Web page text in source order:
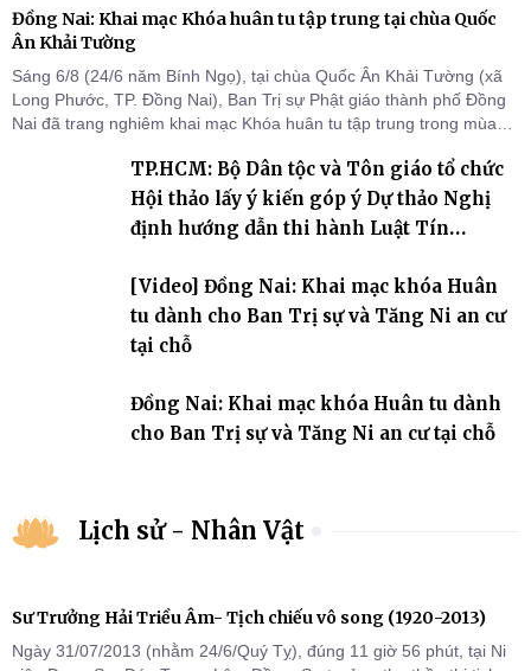
Đồng Nai: Khai mạc Khóa huân tu tập trung tại chùa Quốc
Ân Khải Tường
Sáng 6/8 (24/6 năm Bính Ngọ), tại chùa Quốc Ân Khải Tường (xã
Long Phước, TP. Đồng Nai), Ban Trị sự Phật giáo thành phố Đồng
Nai đã trang nghiêm khai mạc Khóa huân tu tập trung trong mùa
chỗ khu vực VII, VIII và trường hạ chùa Quốc Ân Khải Tường.
TP.HCM: Bộ Dân tộc và Tôn giáo tổ chức
Hội thảo lấy ý kiến góp ý Dự thảo Nghị
định hướng dẫn thi hành Luật Tín
[Video] Đồng Nai: Khai mạc khóa Huân
tu dành cho Ban Trị sự và Tăng Ni an cư
tại chỗ
Đồng Nai: Khai mạc khóa Huân tu dành
cho Ban Trị sự và Tăng Ni an cư tại chỗ
Lịch sử - Nhân Vật
Sư Trưởng Hải Triều Âm- Tịch chiếu vô song (1920-2013)
Ngày 31/07/2013 (nhằm 24/6/Quý Tỵ), đúng 11 giờ 56 phút, tại Ni